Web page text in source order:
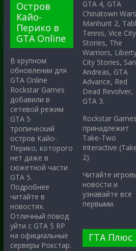
Остров
Кайо-
Перико в
GTA Online
В крупном
обновлении для
GTA Online
Rockstar Games
добавили в
сетевой режим
GTA 5
тропический
остров Кайо-
Перико, которого
нет даже в
сюжетной части
GTA 5.
Подробнее
читайте в
новостях.
Отличный повод
уйти с GTA 5 RP
на официальные
серверы Рокстар.
GTA 4, GTA
Chinatown
Manhunt 2,
Tennis, Vice City
Stories, The
Warriors,
City Stories, San
Andreas, GTA
Advance, Red
Dead Revolver,
GTA 3.
Rockstar Games
принадлежит
Take-Two
Interactive
2).
Читайте
новости и
узнавайте всё
первыми.
ГТА Плюс